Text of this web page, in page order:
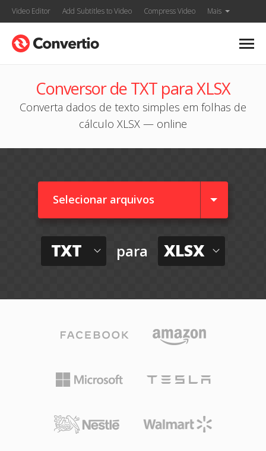
Video Editor Add Subtitles to Video Compress Video Mais
Conversor de TXT para XLSX
Converta dados de texto simples em folhas de
cálculo XLSX — online
Selecionar arquivos
TXT para XLSX